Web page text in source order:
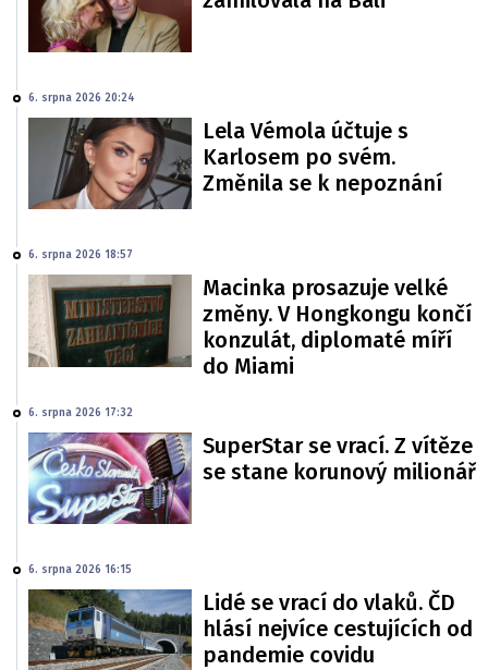
6. srpna 2026 20:24
Lela Vémola účtuje s
Karlosem po svém.
Změnila se k nepoznání
6. srpna 2026 18:57
Macinka prosazuje velké
změny. V Hongkongu končí
konzulát, diplomaté míří
do Miami
6. srpna 2026 17:32
SuperStar se vrací. Z vítěze
se stane korunový milionář
6. srpna 2026 16:15
Lidé se vrací do vlaků. ČD
hlásí nejvíce cestujících od
pandemie covidu